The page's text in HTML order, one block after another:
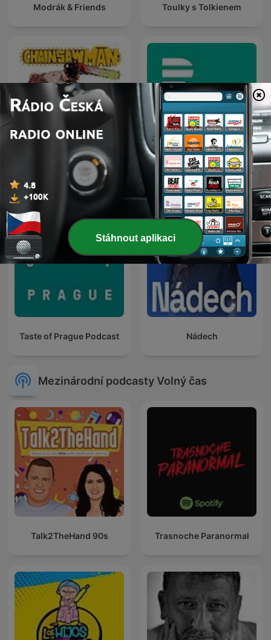
Modrák & Friends Toulky s Tolkienem
Chainsaw Man Manga
Reading Club / Weird
Science Manga
Hradec Králové
Taste of Prague Podcast Nádech
Mezinárodní podcasty Volný čas
Talk2TheHand 90s Trasnoche Paranormal
Stáhnout aplikaci